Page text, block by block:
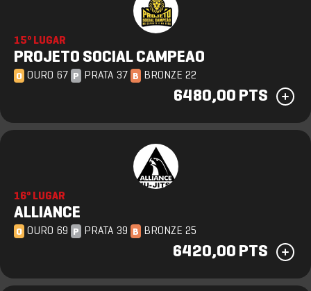
15º LUGAR
PROJETO SOCIAL CAMPEAO
O OURO 67 P PRATA 37 B BRONZE 22
6480,00 PTS
16º LUGAR
ALLIANCE
O OURO 69 P PRATA 39 B BRONZE 25
6420,00 PTS